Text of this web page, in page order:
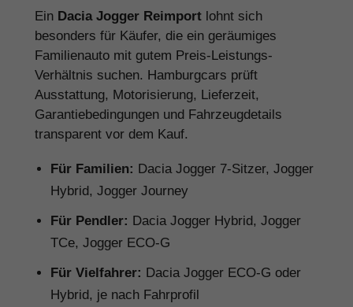
Ein Dacia Jogger Reimport lohnt sich
besonders für Käufer, die ein geräumiges
Familienauto mit gutem Preis-Leistungs-
Verhältnis suchen. Hamburgcars prüft
Ausstattung, Motorisierung, Lieferzeit,
Garantiebedingungen und Fahrzeugdetails
transparent vor dem Kauf.
Für Familien: Dacia Jogger 7-Sitzer, Jogger
Hybrid, Jogger Journey
Für Pendler: Dacia Jogger Hybrid, Jogger
TCe, Jogger ECO-G
Für Vielfahrer: Dacia Jogger ECO-G oder
Hybrid, je nach Fahrprofil